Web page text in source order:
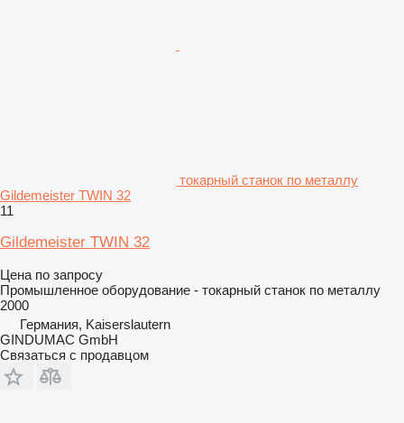
токарный станок по металлу
Gildemeister TWIN 32
11
Gildemeister TWIN 32
Цена по запросу
Промышленное оборудование - токарный станок по металлу
2000
Германия, Kaiserslautern
GINDUMAC GmbH
Связаться с продавцом